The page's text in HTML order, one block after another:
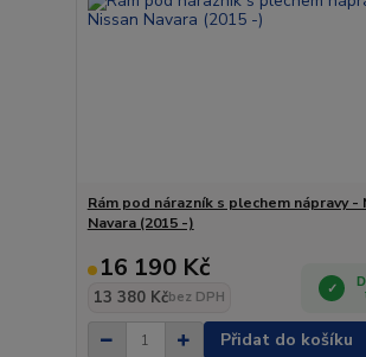
Rám pod nárazník s plechem nápravy -
Navara (2015 -)
16 190 Kč
13 380 Kčbez DPH
Přidat do košíku